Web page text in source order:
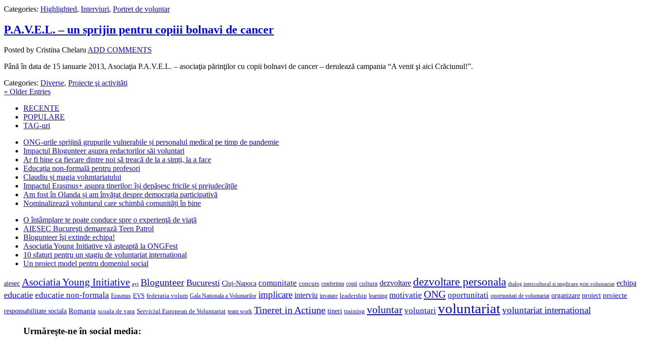
Categories: Highlighted, Interviuri, Portret de voluntar
P.A.V.E.L. – un sprijin pentru copiii bolnavi de cancer
Posted by Cristina ChelaruADD COMMENTS
Până în data de 15 ianuarie 2013, Asociaţia P.A.V.E.L. – asociaţia părinţilor cu copii bolnavi de cancer – derulează campania “A venit şi aici Crăciunul!”.
Categories: Diverse, Proiecte şi activităţi
« Older Entries
RECENTE
POPULARE
TAG-uri
ONG-urile sprijină grupurile vulnerabile și personalul medical pe timp de pandemie
Impactul Blogunteer asupra redactorilor săi voluntari
Ar fi bine ca fiecare dintre noi să treacă de la a simți, la a face
Educația non-formală pentru profesori
Claudiu și magia voluntariatului
Impactul Erasmus+ asupra tinerilor: își depășesc fricile și prejudecățile
Am fost în Olanda și am învățat despre democrația participativă
Nominalizează voluntarul care schimbă comunități în bine
O întâmplare te poate conduce spre o experienţă de viaţă
AIESEC Bucureşti demarează Teen Patrol
Blogunteer îşi extinde echipa!
Asociatia Young Initiative vă aşteaptă la ONGFest
10 sfaturi pentru un stagiu de voluntariat international
Un proiect model pentru domeniul social
aiesec Asociatia Young Initiative ayi Blogunteer Bucuresti Cluj-Napoca comunitate concurs conferinta copii cultura dezvoltare dezvoltare personala dialog intercultural si implicare prin voluntariat echipa
educatie educatie non-formala Erasmus EVS federatia volum Gala Nationala a Voluntarilor implicare interviu invatare leadership learning motivatie ONG oportunitati oportunitati de voluntariat organizare proiect proiecte
responsabilitate sociala Romania scoala de vara Serviciul European de Voluntariat team work Tineret in Actiune tineri training voluntar voluntari voluntariatvoluntariat international
Urmăreşte-ne în social media: